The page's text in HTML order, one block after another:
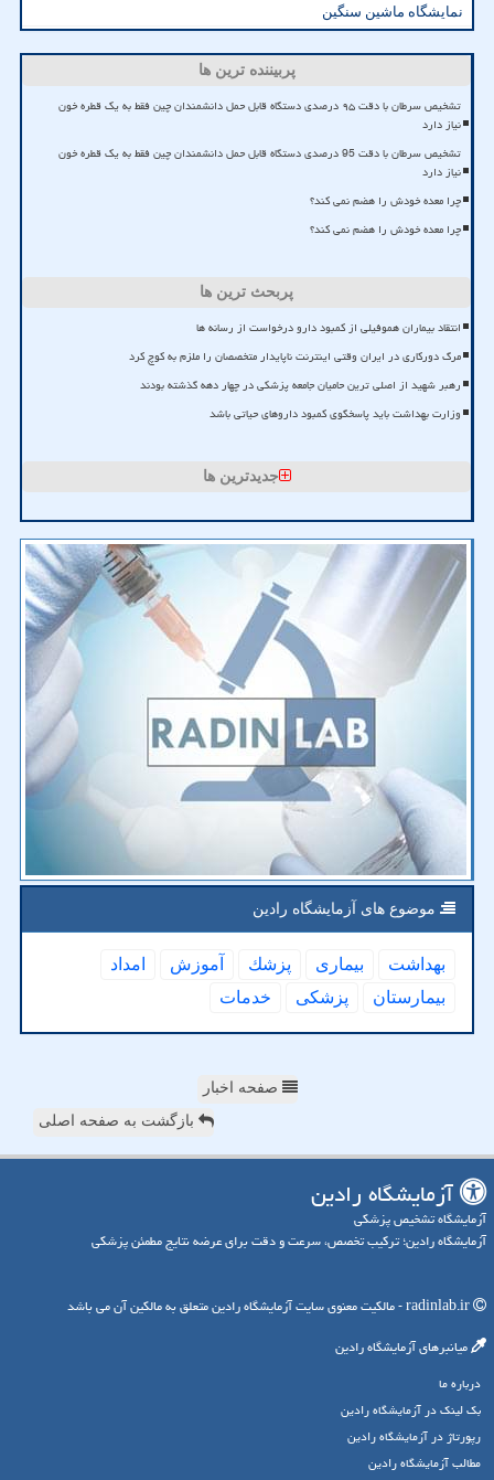
نمایشگاه ماشین سنگین
پربیننده ترین ها
تشخیص سرطان با دقت ۹۵ درصدی دستگاه قابل حمل دانشمندان چین فقط به یک قطره خون
نیاز دارد
تشخیص سرطان با دقت 95 درصدی دستگاه قابل حمل دانشمندان چین فقط به یک قطره خون
نیاز دارد
چرا معده خودش را هضم نمی کند؟
چرا معده خودش را هضم نمی کند؟
پربحث ترین ها
انتقاد بیماران هموفیلی از کمبود دارو درخواست از رسانه ها
مرگ دورکاری در ایران وقتی اینترنت ناپایدار متخصصان را ملزم به کوچ کرد
رهبر شهید از اصلی ترین حامیان جامعه پزشکی در چهار دهه گذشته بودند
وزارت بهداشت باید پاسخگوی کمبود داروهای حیاتی باشد
جدیدترین ها
موضوع های آزمایشگاه رادین
بهداشت بیماری پزشك آموزش
امداد
بیمارستان
پزشكی خدمات
صفحه اخبار
بازگشت به صفحه اصلی
آزمایشگاه رادین
آزمایشگاه تشخیص پزشکی
آزمایشگاه رادین؛ ترکیب تخصص، سرعت و دقت برای عرضه نتایج مطمئن پزشکی
میانبرهای آزمایشگاه رادین
درباره ما
بک لینک در آزمایشگاه رادین
رپورتاژ در آزمایشگاه رادین
مطالب آزمایشگاه رادین